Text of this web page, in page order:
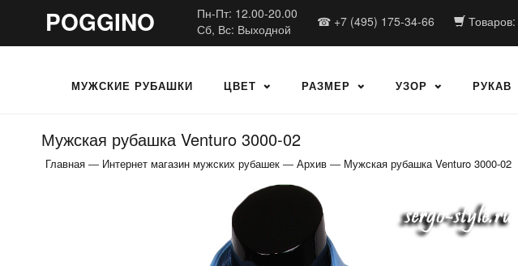
POGGINO
Пн-Пт: 12.00-20.00
Сб, Вс: Выходной
☎ +7 (495) 175-34-66 Товаров:
МУЖСКИЕ РУБАШКИ ЦВЕТ РАЗМЕР УЗОР РУКАВ
Мужская рубашка Venturo 3000-02
Главная — Интернет магазин мужских рубашек — Архив — Мужская рубашка Venturo 3000-02